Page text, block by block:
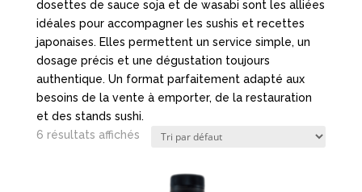
dosettes de sauce soja et de wasabi sont les alliées
idéales pour accompagner les sushis et recettes
japonaises. Elles permettent un service simple, un
dosage précis et une dégustation toujours
authentique. Un format parfaitement adapté aux
besoins de la vente à emporter, de la restauration
et des stands sushi.
6 résultats affichés